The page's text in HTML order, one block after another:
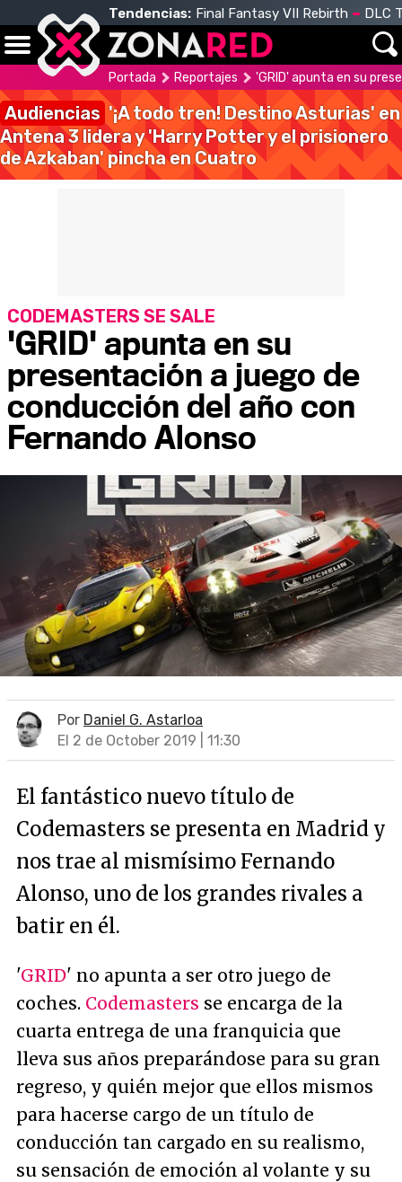
Tendencias: Final Fantasy VII Rebirth DLC
Portada Reportajes 'GRID' apunta en su
Audiencias '¡A todo tren! Destino Asturias' en
Antena 3 lidera y 'Harry Potter y el prisionero
de Azkaban' pincha en Cuatro
'GRID' apunta en su
presentación a juego de
conducción del año con
Fernando Alonso
CODEMASTERS SE SALE
Por Daniel G. Astarloa
El 2 de October 2019 | 11:30
El fantástico nuevo título de
Codemasters se presenta en Madrid y
nos trae al mismísimo Fernando
Alonso, uno de los grandes rivales a
batir en él.
'GRID' no apunta a ser otro juego de
coches. Codemasters se encarga de la
cuarta entrega de una franquicia que
lleva sus años preparándose para su gran
regreso, y quién mejor que ellos mismos
para hacerse cargo de un título de
conducción tan cargado en su realismo,
su sensación de emoción al volante y su